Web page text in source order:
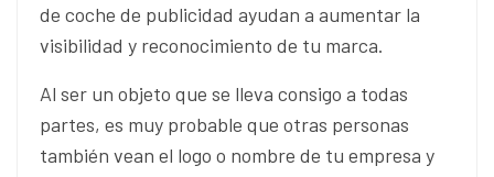
de coche de publicidad ayudan a aumentar la
visibilidad y reconocimiento de tu marca.
Al ser un objeto que se lleva consigo a todas
partes, es muy probable que otras personas
también vean el logo o nombre de tu empresa y